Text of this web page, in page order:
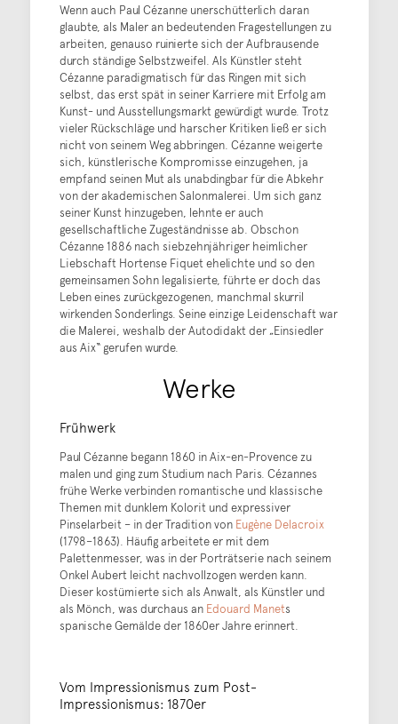
Wenn auch Paul Cézanne unerschütterlich daran
glaubte, als Maler an bedeutenden Fragestellungen zu
arbeiten, genauso ruinierte sich der Aufbrausende
durch ständige Selbstzweifel. Als Künstler steht
Cézanne paradigmatisch für das Ringen mit sich
selbst, das erst spät in seiner Karriere mit Erfolg am
Kunst- und Ausstellungsmarkt gewürdigt wurde. Trotz
vieler Rückschläge und harscher Kritiken ließ er sich
nicht von seinem Weg abbringen. Cézanne weigerte
sich, künstlerische Kompromisse einzugehen, ja
empfand seinen Mut als unabdingbar für die Abkehr
von der akademischen Salonmalerei. Um sich ganz
seiner Kunst hinzugeben, lehnte er auch
gesellschaftliche Zugeständnisse ab. Obschon
Cézanne 1886 nach siebzehnjähriger heimlicher
Liebschaft Hortense Fiquet ehelichte und so den
gemeinsamen Sohn legalisierte, führte er doch das
Leben eines zurückgezogenen, manchmal skurril
wirkenden Sonderlings. Seine einzige Leidenschaft war
die Malerei, weshalb der Autodidakt der „Einsiedler
aus Aix“ gerufen wurde.
Werke
Frühwerk
Paul Cézanne begann 1860 in Aix-en-Provence zu
malen und ging zum Studium nach Paris. Cézannes
frühe Werke verbinden romantische und klassische
Themen mit dunklem Kolorit und expressiver
Pinselarbeit – in der Tradition von Eugène Delacroix
(1798–1863). Häufig arbeitete er mit dem
Palettenmesser, was in der Porträtserie nach seinem
Onkel Aubert leicht nachvollzogen werden kann.
Dieser kostümierte sich als Anwalt, als Künstler und
als Mönch, was durchaus an Edouard Manets
spanische Gemälde der 1860er Jahre erinnert.
Vom Impressionismus zum Post-
Impressionismus: 1870er